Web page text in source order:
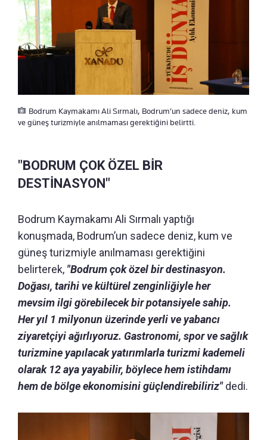
Bodrum Kaymakamı Ali Sırmalı, Bodrum’un sadece deniz, kum
ve güneş turizmiyle anılmaması gerektiğini belirtti.
"BODRUM ÇOK ÖZEL BİR
DESTİNASYON"
Bodrum Kaymakamı Ali Sırmalı yaptığı
konuşmada, Bodrum’un sadece deniz, kum ve
güneş turizmiyle anılmaması gerektiğini
belirterek, "Bodrum çok özel bir destinasyon.
Doğası, tarihi ve kültürel zenginliğiyle her
mevsim ilgi görebilecek bir potansiyele sahip.
Her yıl 1 milyonun üzerinde yerli ve yabancı
ziyaretçiyi ağırlıyoruz. Gastronomi, spor ve sağlık
turizmine yapılacak yatırımlarla turizmi kademeli
olarak 12 aya yayabilir, böylece hem istihdamı
hem de bölge ekonomisini güçlendirebiliriz"dedi.